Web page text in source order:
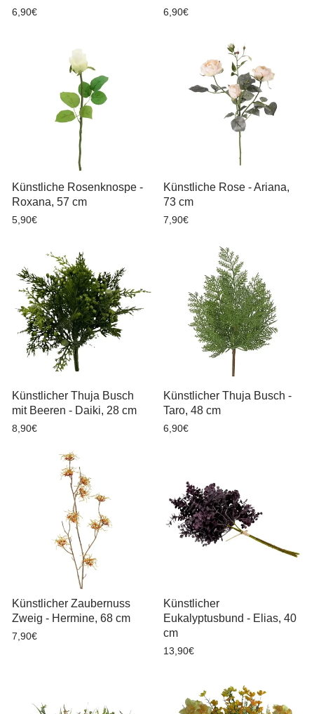
6,90€ 6,90€
Künstliche Rosenknospe -
Roxana, 57 cm
5,90€
Künstliche Rose - Ariana,
73 cm
7,90€
Künstlicher Thuja Busch
mit Beeren - Daiki, 28 cm
8,90€
Künstlicher Thuja Busch -
Taro, 48 cm
6,90€
Künstlicher Zaubernuss
Zweig - Hermine, 68 cm
7,90€
Künstlicher
Eukalyptusbund - Elias, 40
cm
13,90€